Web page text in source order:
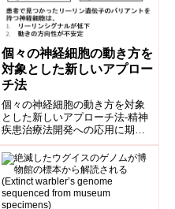
個々の神経細胞の動き方を
対象とした新しいアプロー
チ法
個々の神経細胞の動き方を対象
とした新しいアプローチ法-精神
疾患治療法開発への応用に期
待！2018-07-19 名古屋大学,慶應
義塾大学,日本医療研究開発機構
名古...